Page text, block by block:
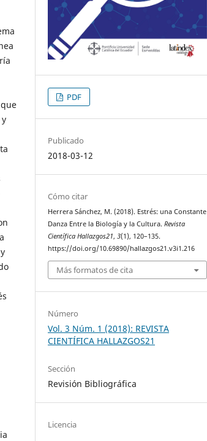
PDF
Publicado
2018-03-12
Cómo citar
Herrera Sánchez, M. (2018). Estrés: una Constante
Danza Entre la Biología y la Cultura.Revista
Científica Hallazgos21,3(1), 120–135.
https://doi.org/10.69890/hallazgos21.v3i1.216
Más formatos de cita
Número
Vol. 3 Núm. 1 (2018): REVISTA
CIENTÍFICA HALLAZGOS21
Sección
Revisión Bibliográfica
Licencia